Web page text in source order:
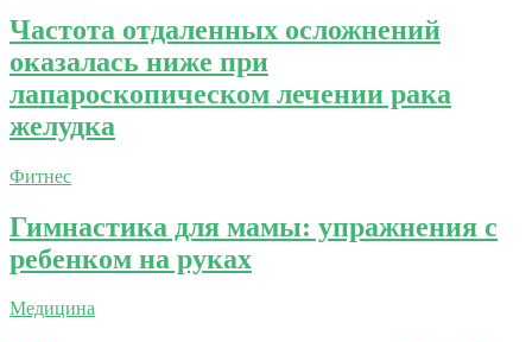
Частота отдаленных осложнений
оказалась ниже при
лапароскопическом лечении рака
желудка
Фитнес
Гимнастика для мамы: упражнения с
ребенком на руках
Медицина